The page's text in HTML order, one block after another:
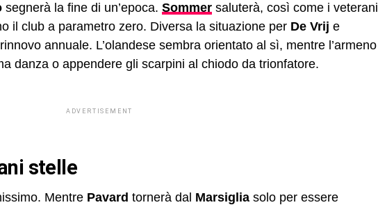
segnerà la fine di un’epoca. Sommer saluterà, così come i veterani
il club a parametro zero. Diversa la situazione per De Vrij e
annuale. L’olandese sembra orientato al sì, mentre l’armeno
danza o appendere gli scarpini al chiodo da trionfatore.
ADVERTISEMENT
stelle
Mentre Pavard tornerà dal Marsiglia solo per essere